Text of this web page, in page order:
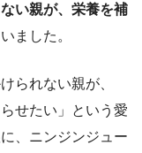
い親が、栄養を補
ました。
られない親が、
せたい」という愛
、ニンジンジュー